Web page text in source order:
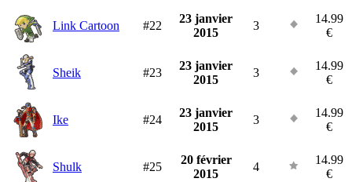
Link Cartoon #22
23 janvier
2015
3
14.99
€
Sheik #23
23 janvier
2015
3
14.99
€
Ike #24
23 janvier
2015
3
14.99
€
Shulk #25
20 février
2015
4
14.99
€